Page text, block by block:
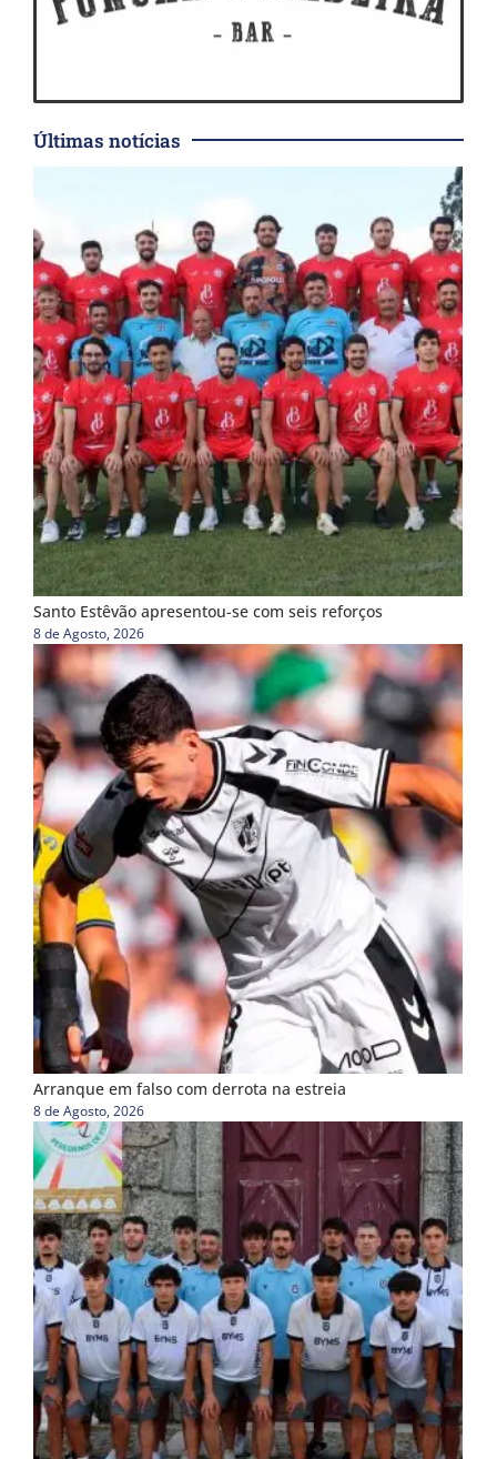
Últimas notícias
Santo Estêvão apresentou-se com seis reforços
8 de Agosto, 2026
Arranque em falso com derrota na estreia
8 de Agosto, 2026